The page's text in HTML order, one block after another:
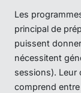
Les
principal de
puissent
nécessitent
sessions).
comprend